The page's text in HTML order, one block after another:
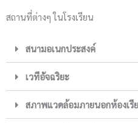
สถานที่ต่างๆ ในโรงเรียน
สนามอเนกประสงค์
เวทีอัจฉริยะ
สภาพแวดล้อมภายนอกห้องเรี